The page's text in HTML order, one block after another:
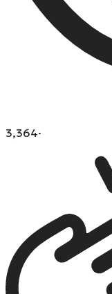
3,364·